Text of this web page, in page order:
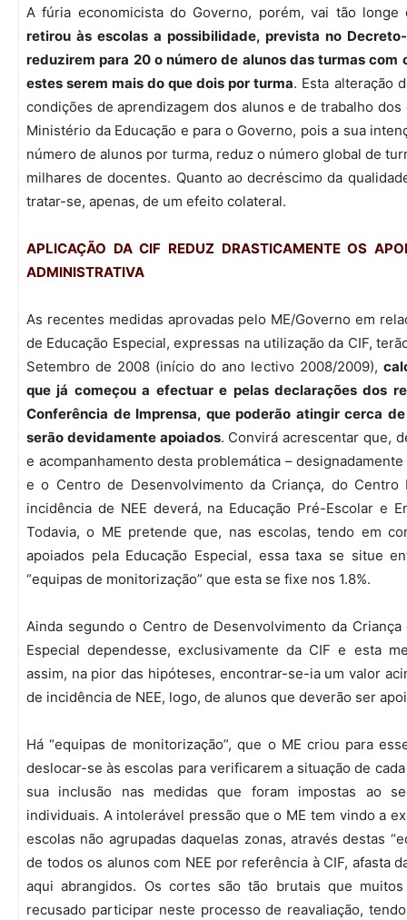
A fúria economicista do Governo, porém, vai tão
retirou às escolas a possibilidade, prevista no
reduzirem para 20 o número de alunos das turmas com
estes serem mais do que dois por turma. Esta alteração
condições de aprendizagem dos alunos e de trabalho
Ministério da Educação e para o Governo, pois a sua
número de alunos por turma, reduz o número global de
milhares de docentes. Quanto ao decréscimo da
tratar-se, apenas, de um efeito colateral.
APLICAÇÃO DACIF REDUZ DRASTICAMENTE OS
ADMINISTRATIVA
As recentes medidas aprovadas pelo ME/Governo em
de Educação Especial, expressas na utilização da CIF,
Setembro de 2008 (início do ano lectivo 2008/2009),
que já começou a efectuar e pelas declarações dos
Conferência de Imprensa, que poderão atingir cerca
serão devidamente apoiados. Convirá acrescentar que,
e acompanhamento desta problemática –
e o Centro de Desenvolvimento da Criança, do
incidência de NEE deverá, na Educação Pré-Escolar e
Todavia, o ME pretende que, nas escolas, tendo em
apoiados pela Educação Especial, essa taxa se situe
“equipas de monitorização” que esta se fixe nos 1.8%.
Ainda segundo o Centro de Desenvolvimento da
Especial dependesse, exclusivamente da CIF e esta
assim, na pior das hipóteses, encontrar-se-ia um valor
de incidência de NEE, logo, de alunos que deverão ser
Há “equipas de monitorização”, que o ME criou para
deslocar-se às escolas para verificarem a situação de
sua inclusão nas medidas que foram impostas ao
individuais. A intolerável pressão que o ME tem vindo a
escolas não agrupadas daquelas zonas, através destas
de todos os alunos com NEE por referência à CIF, afasta
aqui abrangidos. Os cortes são tão brutais que
recusado participar neste processo de reavaliação,